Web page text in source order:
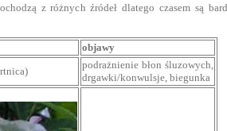
z różnych źródeł dlatego czasem są
objawy
podrażnienie błon śluzowych,
drgawki/konwulsje, biegunka